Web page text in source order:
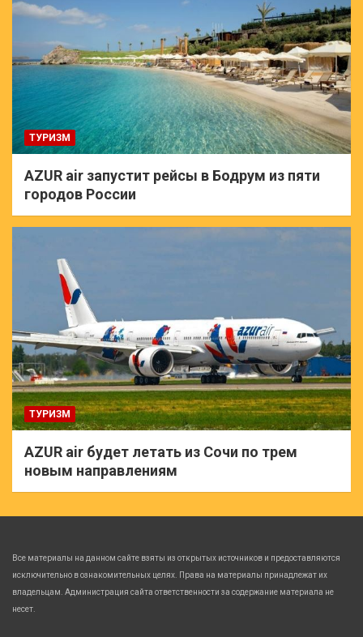
ТУРИЗМ
AZUR air запустит рейсы в Бодрум из пяти
городов России
ТУРИЗМ
AZUR air будет летать из Сочи по трем
новым направлениям
Все материалы на данном сайте взяты из открытых источников и предоставляются
исключительно в ознакомительных целях. Права на материалы принадлежат их
владельцам. Администрация сайта ответственности за содержание материала не
несет.